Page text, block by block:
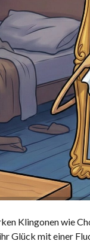
Klingonen wie
Glück mit einer